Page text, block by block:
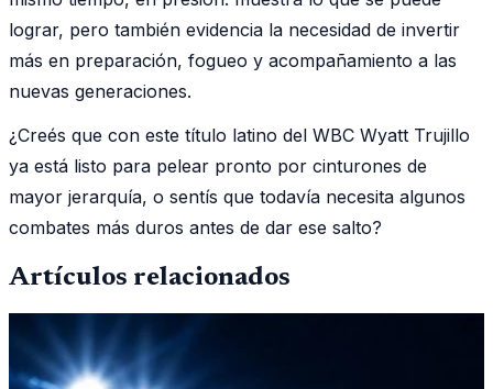
lograr, pero también evidencia la necesidad de invertir
más en preparación, fogueo y acompañamiento a las
nuevas generaciones.
¿Creés que con este título latino del WBC Wyatt Trujillo
ya está listo para pelear pronto por cinturones de
mayor jerarquía, o sentís que todavía necesita algunos
combates más duros antes de dar ese salto?
Artículos relacionados